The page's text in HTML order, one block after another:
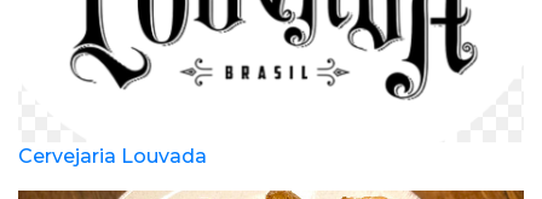
Cervejaria Louvada